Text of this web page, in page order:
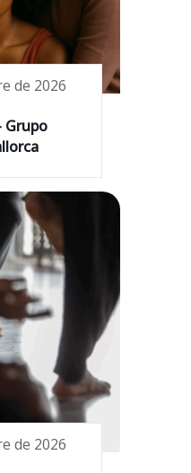
de 2026
Grupo
de 2026